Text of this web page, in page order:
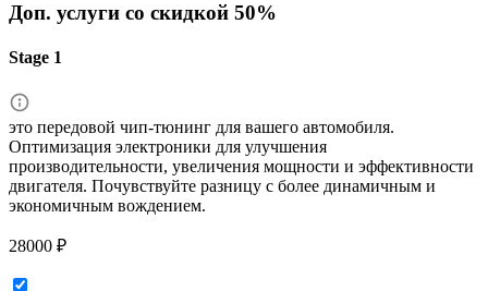
Доп. услуги со скидкой 50%
Stage 1
это передовой чип-тюнинг для вашего автомобиля.
Оптимизация электроники для улучшения
производительности, увеличения мощности и эффективности
двигателя. Почувствуйте разницу с более динамичным и
экономичным вождением.
28000 ₽